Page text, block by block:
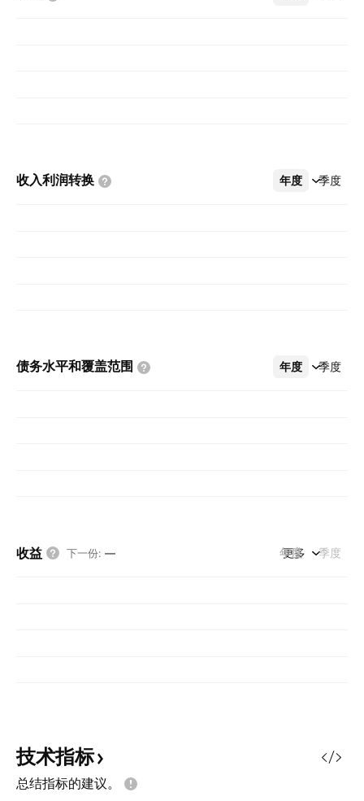
收入利润转换 年度 季度
更多
债务水平和覆盖范围 年度 季度
更多
收益 下一份: — 年度 季度
更多
技术指标
总结指标的建议。